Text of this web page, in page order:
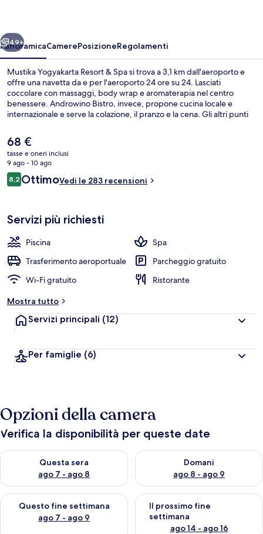
Avanti
49+
PanoramicaCamerePosizioneRegolamenti
Mustika Yogyakarta Resort & Spa si trova a 3,1 km dall'aeroporto e
offre una navetta da e per l'aeroporto 24 ore su 24. Lasciati
coccolare con massaggi, body wrap e aromaterapia nel centro
benessere. Androwino Bistro, invece, propone cucina locale e
internazionale e serve la colazione, il pranzo e la cena. Gli altri punti
coperta e un miniclub per bambini (gratuito). Altri viaggiatori
apprezzano le condizioni generali della struttura.
Il
prezzo
attuale
è
68 €
68 €
tasse e oneri inclusi
9 ago - 10 ago
Recensioni
8,28,2 su 10
OttimoVedi le 283 recensioni
Servizi più richiesti
Piscina
Spa
Trasferimento aeroportuale
Parcheggio gratuito
Wi-Fi gratuito
Ristorante
Mostra tutto
Servizi principali (12)
Per famiglie (6)
Opzioni della camera
Verifica la disponibilità per queste date
Questa sera
ago 7 - ago 8
Verifica la disponibilità per questa sera, ago 7 - ago 8
Domani
ago 8 - ago 9
Verifica la disponibilità per
Questo fine settimana
ago 7 - ago 9
Verifica la disponibilità per questo fine settimana, ago 7 - ago
Il prossimo fine
settimana
ago 14 - ago 16
Verifica la disponibilità per il